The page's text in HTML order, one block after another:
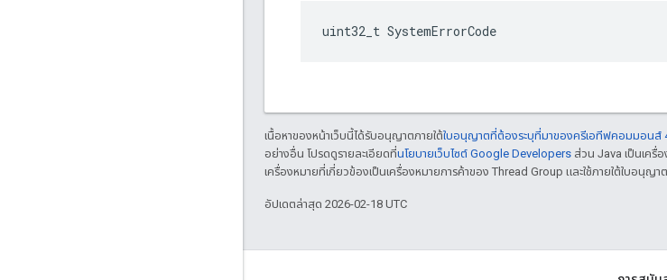
uint32_t SystemErrorCode
เนื้อหาของหน้าเว็บนี้ได้รับอนุญาตภายใต้ใบอนุญาตที่ต้องระบุที่มาของครีเอทีฟคอมมอนส์
อย่างอื่น โปรดดูรายละเอียดที่นโยบายเว็บไซต์ Google Developers ส่วน Java เป็นเครื่
เครื่องหมายที่เกี่ยวข้องเป็นเครื่องหมายการค้าของ Thread Group และใช้ภายใต้ใบอนุญาต
อัปเดตล่าสุด 2026-02-18 UTC